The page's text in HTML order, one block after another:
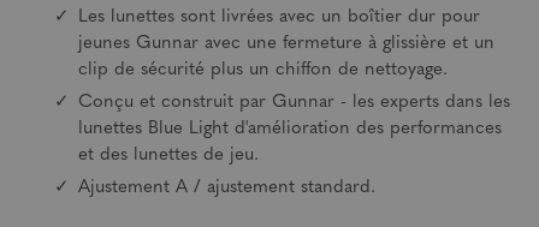
Les lunettes sont livrées avec un boîtier dur pour
jeunes Gunnar avec une fermeture à glissière et un
clip de sécurité plus un chiffon de nettoyage.
Conçu et construit par Gunnar - les experts dans les
lunettes Blue Light d'amélioration des performances
et des lunettes de jeu.
Ajustement A / ajustement standard.